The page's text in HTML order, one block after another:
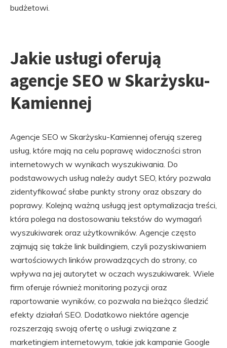
budżetowi.
Jakie usługi oferują
agencje SEO w Skarżysku-
Kamiennej
Agencje SEO w Skarżysku-Kamiennej oferują szereg
usług, które mają na celu poprawę widoczności stron
internetowych w wynikach wyszukiwania. Do
podstawowych usług należy audyt SEO, który pozwala
zidentyfikować słabe punkty strony oraz obszary do
poprawy. Kolejną ważną usługą jest optymalizacja treści,
która polega na dostosowaniu tekstów do wymagań
wyszukiwarek oraz użytkowników. Agencje często
zajmują się także link buildingiem, czyli pozyskiwaniem
wartościowych linków prowadzących do strony, co
wpływa na jej autorytet w oczach wyszukiwarek. Wiele
firm oferuje również monitoring pozycji oraz
raportowanie wyników, co pozwala na bieżąco śledzić
efekty działań SEO. Dodatkowo niektóre agencje
rozszerzają swoją ofertę o usługi związane z
marketingiem internetowym, takie jak kampanie Google